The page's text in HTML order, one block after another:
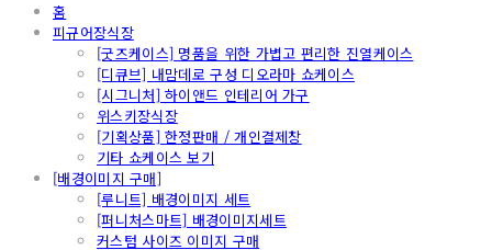
홈
피규어장식장
[굿즈케이스] 명품을 위한 가볍고 편리한 진열케이스
[디큐브] 내맘데로 구성 디오라마 쇼케이스
[시그니처] 하이앤드 인테리어 가구
위스키장식장
[기획상품] 한정판매 / 개인결제창
기타 쇼케이스 보기
[배경이미지 구매]
[루니트] 배경이미지 세트
[퍼니처스마트] 배경이미지세트
커스텀 사이즈 이미지 구매